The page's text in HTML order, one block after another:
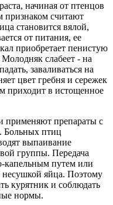
начиная от птенцов
признаком считают
становится вялой,
от питания, ее
приобретает пенистую
слабеет - на
заваливаться на
цвет гребня и сережек
приходит в истощенное
применяют препараты с
Больных птиц
выпаивание
группы. Передача
капельным путем или
несушкой яйца. Поэтому
курятник и соблюдать
нормы.